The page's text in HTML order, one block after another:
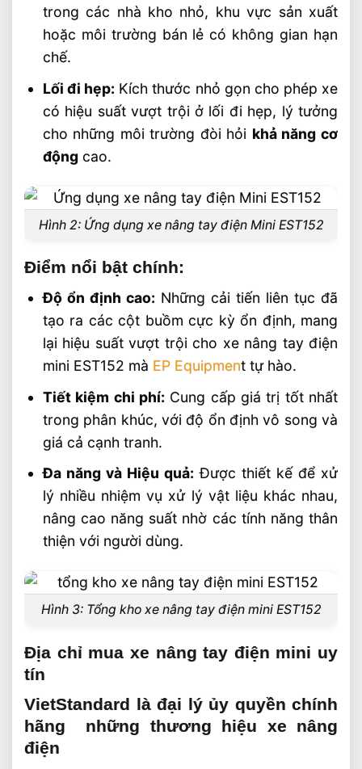
trong các nhà kho nhỏ, khu vực sản xuất
hoặc môi trường bán lẻ có không gian hạn
chế.
Lối đi hẹp: Kích thước nhỏ gọn cho phép xe
có hiệu suất vượt trội ở lối đi hẹp, lý tưởng
cho những môi trường đòi hỏi khả năng cơ
độngcao.
Hình 2: Ứng dụng xe nâng tay điện Mini EST152
Điểm nổi bật chính:
Độ ổn định cao: Những cải tiến liên tục đã
tạo ra các cột buồm cực kỳ ổn định, mang
lại hiệu suất vượt trội cho xe nâng tay điện
mini EST152 mà EP Equipment tự hào.
Tiết kiệm chi phí: Cung cấp giá trị tốt nhất
trong phân khúc, với độ ổn định vô song và
giá cả cạnh tranh.
Đa năng và Hiệu quả: Được thiết kế để xử
lý nhiều nhiệm vụ xử lý vật liệu khác nhau,
nâng cao năng suất nhờ các tính năng thân
thiện với người dùng.
Hình 3: Tổng kho xe nâng tay điện mini EST152
Địa chỉ mua xe nâng tay điện mini uy
tín
VietStandard là đại lý ủy quyền chính
hãng những thương hiệu xe nâng
điện